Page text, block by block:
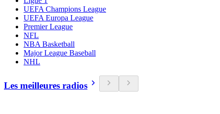
UEFA Champions League
UEFA Europa League
Premier League
NFL
NBA Basketball
Major League Baseball
NHL
Les meilleures radios